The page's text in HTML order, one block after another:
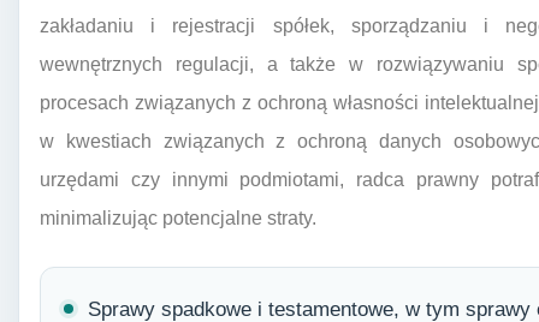
zakładaniu i rejestracji spółek, sporządzaniu i
wewnętrznych regulacji, a także w rozwiązywaniu
procesach związanych z ochroną własności
w kwestiach związanych z ochroną danych
urzędami czy innymi podmiotami, radca prawny
minimalizując potencjalne straty.
Sprawy spadkowe i testamentowe, w tym